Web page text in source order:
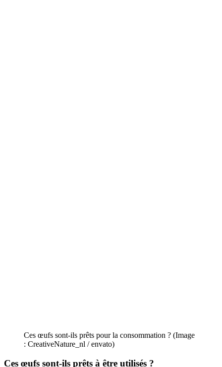
Ces œufs sont-ils prêts pour la consommation ? (Image
: CreativeNature_nl / envato)
Ces œufs sont-ils prêts à être utilisés ?